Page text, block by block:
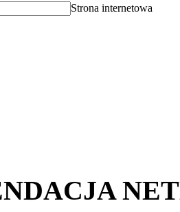
Strona internetowa